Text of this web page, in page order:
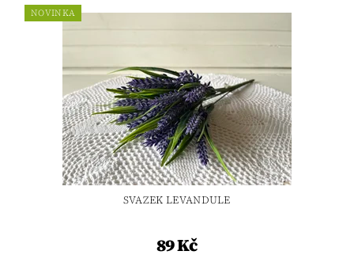
NOVINKA
SVAZEK LEVANDULE
89 Kč